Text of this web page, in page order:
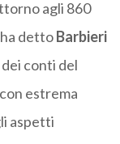
agli 860
dettoBarbieri
conti del
estrema
aspetti